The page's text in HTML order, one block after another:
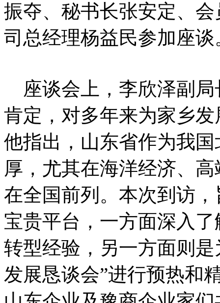
振夺、秘书长张安定、
司总经理杨益民参加座谈
座谈会上，李欣泽副局
肯定，对多年来为家乡
他指出，山东省作为我
厚，尤其在海洋经济、
在全国前列。本次到访
宝贵平台，一方面深入
转型经验，另一方面则
发展恳谈会”进行预热和